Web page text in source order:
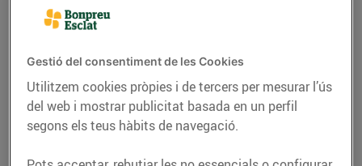
ENERGIA
Manual per al bon ús
dels aparells
electrònics que tenim a
casa
Gestió del consentiment de les Cookies
Utilitzem cookies pròpies i de tercers per mesurar l’ús
del web i mostrar publicitat basada en un perfil
segons els teus hàbits de navegació.